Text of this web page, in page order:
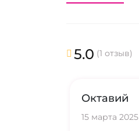
5.0 (1 отзыв)
Октавий
15 марта 2025